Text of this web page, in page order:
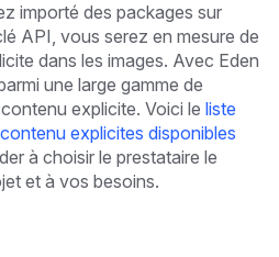
importé des packages sur
API, vous serez en mesure de
dans les images. Avec Eden
une large gamme de
explicite. Voici le liste
explicites disponibles
à choisir le prestataire le
et à vos besoins.